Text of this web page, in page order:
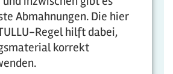
Abmahnungen. Die hier
Regel hilft dabei,
korrekt